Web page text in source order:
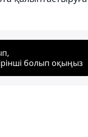
болып оқыңыз